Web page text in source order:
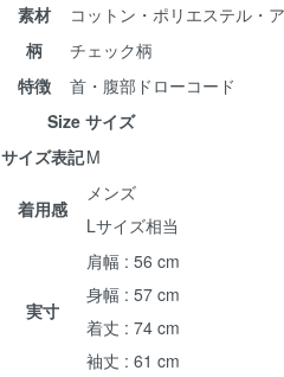
素材
コットン・ポリエステル・
柄
チェック柄
特徴
首・腹部ドローコード
Size サイズ
サイズ表記M
着用感
メンズ
Lサイズ相当
実寸
肩幅 : 56 cm
身幅 : 57 cm
着丈 : 74 cm
袖丈 : 61 cm